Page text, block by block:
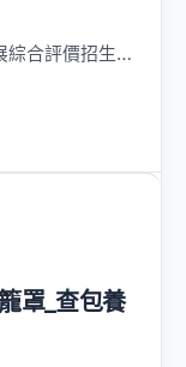
綜合評價招生…
罩_查包養